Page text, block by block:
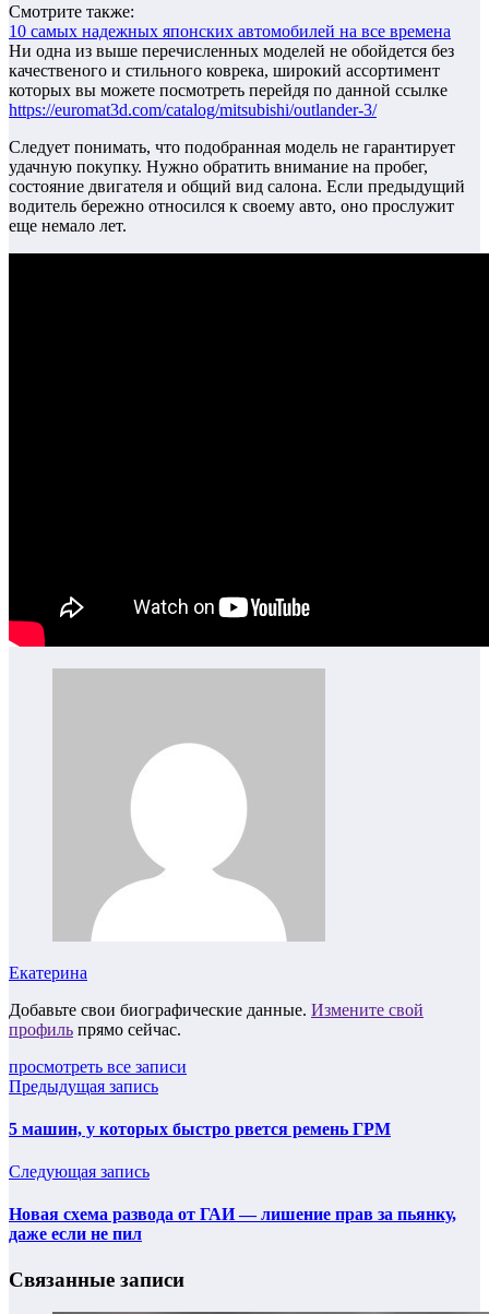
Смотрите также:
10 самых надежных японских автомобилей на все времена
Ни одна из выше перечисленных моделей не обойдется без
качественого и стильного коврека, широкий ассортимент
которых вы можете посмотреть перейдя по данной ссылке
https://euromat3d.com/catalog/mitsubishi/outlander-3/
Следует понимать, что подобранная модель не гарантирует
удачную покупку. Нужно обратить внимание на пробег,
состояние двигателя и общий вид салона. Если предыдущий
водитель бережно относился к своему авто, оно прослужит
еще немало лет.
Екатерина
Добавьте свои биографические данные. Измените свой
профиль прямо сейчас.
просмотреть все записи
Предыдущая запись
5 машин, у которых быстро рвется ремень ГРМ
Следующая запись
Новая схема развода от ГАИ — лишение прав за пьянку,
даже если не пил
Связанные записи